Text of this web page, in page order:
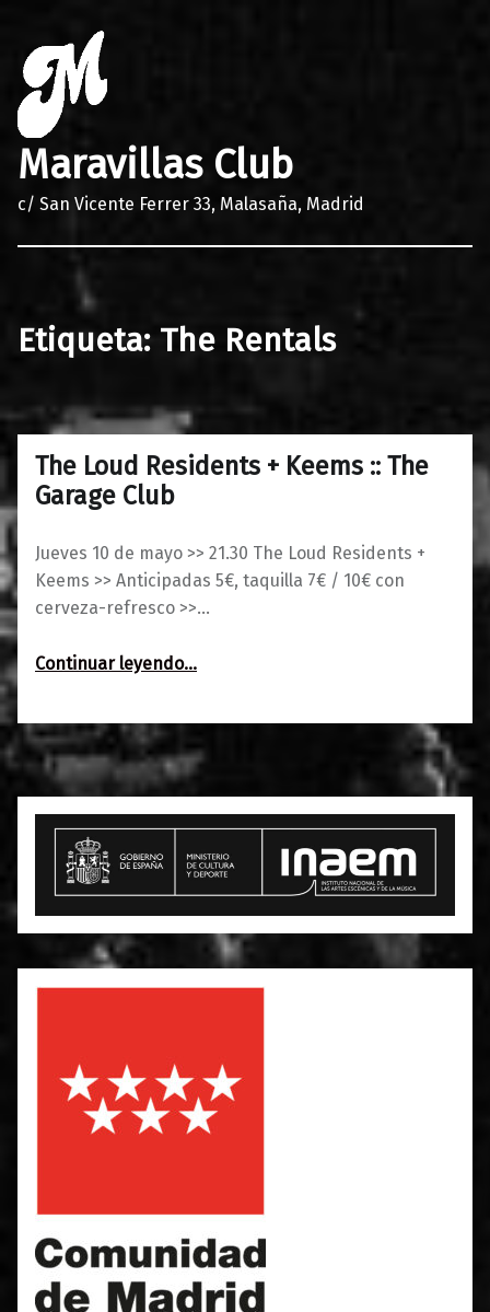
Maravillas Club
c/ San Vicente Ferrer 33, Malasaña, Madrid
Etiqueta: The Rentals
The Loud Residents + Keems :: The
Garage Club
Jueves 10 de mayo >> 21.30 The Loud Residents +
Keems >> Anticipadas 5€, taquilla 7€ / 10€ con
cerveza-refresco >>…
Continuar leyendo“The Loud Residents + Keems :: The Garage Club”
…
07/05/20180Maravillas